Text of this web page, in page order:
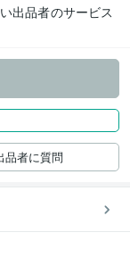
出品者のサービス
品者に質問